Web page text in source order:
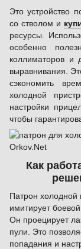
Это устройство
со стволом и
ресурсы.
особенно
коллиматоров и
выравнивания.
сэкономить
холодной
настройки
чтобы
Как
Патрон холодной
имитирует
Он проецирует
пули. Это
попадания и